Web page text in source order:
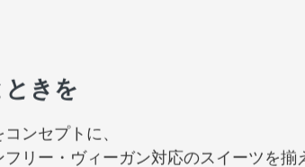
きを
ンセプトに、
リー・ヴィーガン対応のスイーツを揃